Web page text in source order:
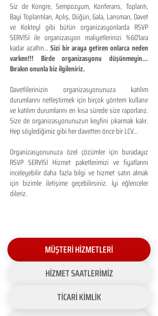
Siz de Kongre, Sempozyum, Konferans, Toplantı,
Bayi Toplantıları, Açılış, Düğün, Gala, Lansman, Davet
ve Kokteyl gibi bütün organizasyonlarda RSVP
SERVİSİ ile organizasyon maliyetlerinizi %60'lara
kadar azaltın...Sizi bir araya getiren onlarca neden
varken!!! Birde organizasyonu düşünmeyin...
Bırakın onunla biz ilgileniriz.
Davetlilerinizin organizasyonunuza katılım
durumlarını netleştirmek için birçok yöntem kullanır
ve katılım durumlarını en kısa sürede size raporlarız.
Size de organizasyonunuzun keyfini çıkarmak kalır.
Hep söylediğimiz gibi her davetten önce bir LCV...
Organizasyonunuza özel çözümler için buradayız
RSVP SERVİSİ Hizmet paketlerimizi ve fiyatlarını
inceleyebilir daha fazla bilgi ve hizmet satın almak
için bizimle iletişime geçebilirsiniz. İyi eğlenceler
dileriz.
MÜŞTERİ HİZMETLERİ
HİZMET SAATLERİMİZ
TİCARİ KİMLİK